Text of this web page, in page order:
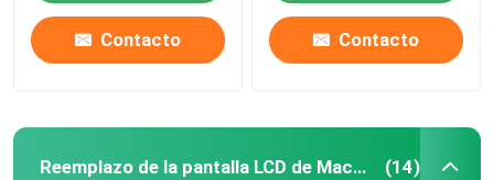
Contacto Contacto
Reemplazo de la pantalla LCD de Macbook (14)